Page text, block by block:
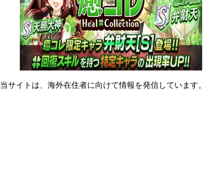
当サイトは、海外在住者に向けて情報を発信しています。